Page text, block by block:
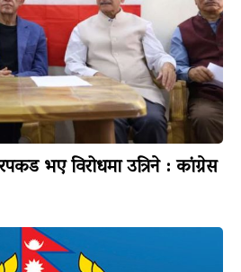
भए विरोधमा उत्रिने : कांग्रेस